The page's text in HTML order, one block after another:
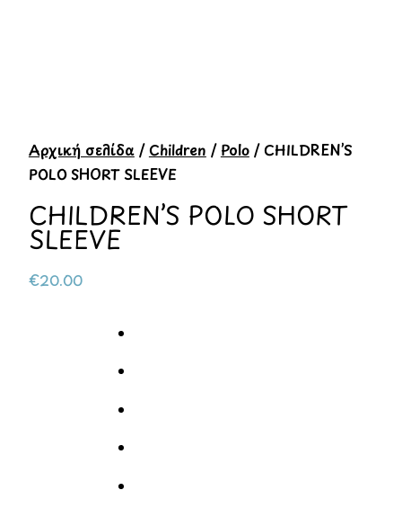
Αρχική σελίδα/Children / Polo/ CHILDREN’S
POLO SHORT SLEEVE
CHILDREN’S POLO SHORT
SLEEVE
€20.00